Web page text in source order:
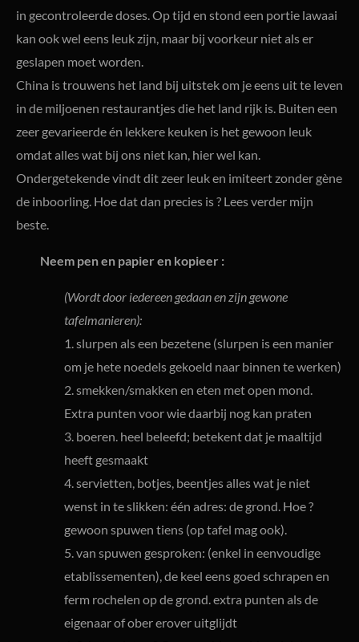
in gecontroleerde doses. Op tijd en stond een portie lawaai
kan ook wel eens leuk zijn, maar bij voorkeur niet als er
geslapen moet worden.
China is trouwens het land bij uitstek om je eens uit te leven
in de miljoenen restaurantjes die het land rijk is. Buiten een
zeer gevarieerde én lekkere keuken is het gewoon leuk
omdat alles wat bij ons niet kan, hier wel kan.
Ondergetekende vindt dit zeer leuk en imiteert zonder gène
de inboorling. Hoe dat dan precies is ? Lees verder mijn
beste.
Neem pen en papier en kopieer :
(Wordt door iedereen gedaan en zijn gewone
tafelmanieren):
1. slurpen als een bezetene (slurpen is een manier
om je hete noedels gekoeld naar binnen te werken)
2. smekken/smakken en eten met open mond.
Extra punten voor wie daarbij nog kan praten
3. boeren. heel beleefd; betekent dat je maaltijd
heeft gesmaakt
4. servietten, botjes, beentjes alles wat je niet
wenst in te slikken: één adres: de grond. Hoe ?
gewoon spuwen tiens (op tafel mag ook).
5. van spuwen gesproken: (enkel in eenvoudige
etablissementen), de keel eens goed schrapen en
ferm rochelen op de grond. extra punten als de
eigenaar of ober erover uitglijdt